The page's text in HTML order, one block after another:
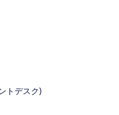
トデスク)